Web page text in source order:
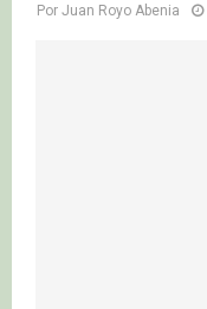
Por Juan Royo Abenia